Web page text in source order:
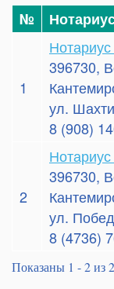
№
1
396730,
ул.
8 (908)
2
396730,
ул.
8 (4736)
Показаны 1 - 2 из